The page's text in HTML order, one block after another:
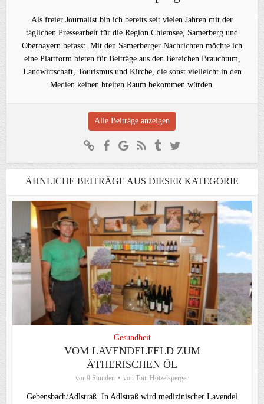
Als freier Journalist bin ich bereits seit vielen Jahren mit der
täglichen Pressearbeit für die Region Chiemsee, Samerberg und
Oberbayern befasst. Mit den Samerberger Nachrichten möchte ich
eine Plattform bieten für Beiträge aus den Bereichen Brauchtum,
Landwirtschaft, Tourismus und Kirche, die sonst vielleicht in den
Medien keinen breiten Raum bekommen würden.
Alle Beiträge anzeigen
ÄHNLICHE BEITRÄGE AUS DIESER KATEGORIE
Gesundheit
VOM LAVENDELFELD ZUM
ÄTHERISCHEN ÖL
vor 9 Stunden von Toni Hötzelsperger
Gebensbach/Adlstraß. In Adlstraß wird medizinischer Lavendel